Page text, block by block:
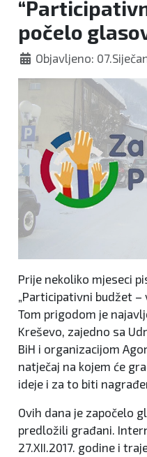
počelo
Objavljeno:
Prije nekoliko mjeseci
„Participativni budžet –
Tom prigodom je
Kreševo, zajedno sa
BiH i organizacijom
natječaj na kojem će
ideje i za to biti
Ovih dana je započelo
predložili građani.
27.XII.2017. godine i